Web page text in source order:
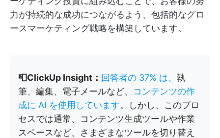
力が持続的な成功につながるよう、包括的なグロ
ースマーケティング戦略を構築しています。
📮ClickUp Insight： 回答者の 37% は、 執
筆、編集、電子メールなど、 コンテンツの作
成に AI を使用しています。しかし、このプロ
セスでは通常、コンテンツ生成ツールや作業
スペースなど、さまざまなツールを切り替え